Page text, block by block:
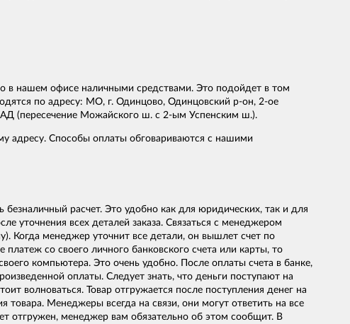
в нашем офисе наличными средствами. Это подойдет в том
по адресу: МО, г. Одинцово, Одинцовский р-он, 2-ое
(пересечение Можайского ш. с 2-ым Успенским ш.).
адресу. Способы оплаты обговариваются с нашими
расчет. Это удобно как для юридических, так и для
уточнения всех деталей заказа. Связаться с менеджером
Когда менеджер уточнит все детали, он вышлет счет по
со своего личного банковского счета или карты, то
компьютера. Это очень удобно. После оплаты счета в банке,
оплаты. Следует знать, что деньги поступают на
волноваться. Товар отгружается после поступления денег на
Менеджеры всегда на связи, они могут ответить на все
отгружен, менеджер вам обязательно об этом сообщит. В